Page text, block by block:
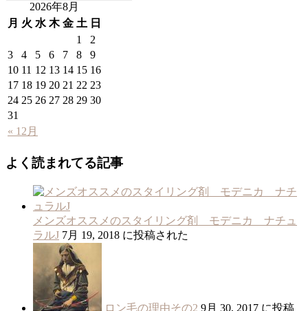
2026年8月
月 火 水 木 金 土 日
« 12月
1
2
3
4 5 6 7 8
9
10 11 12 13 14 15 16
17 18 19 20 21 22 23
24 25 26 27 28 29 30
31
よく読まれてる記事
メンズオススメのスタイリング剤 モデニカ ナチュ
ラルJ 7月 19, 2018 に投稿された
ロン毛の理由その2 9月 30, 2017 に投稿